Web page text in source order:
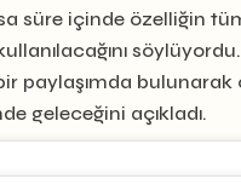
süre içinde özelliğin
paylaşımda bulunarak
geleceğini açıkladı.